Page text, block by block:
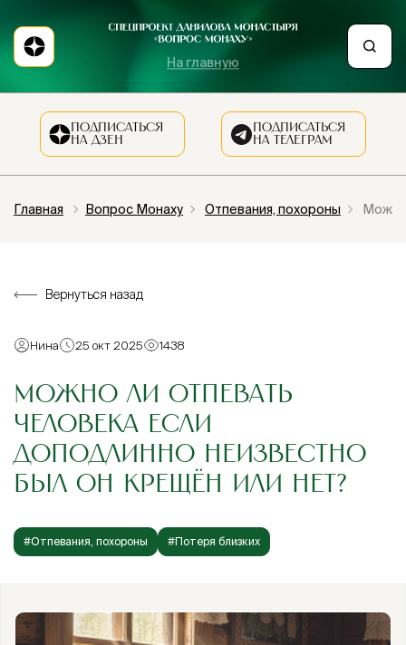
На главную
ПОДПИСАТЬСЯ
НА ДЗЕН
ПОДПИСАТЬСЯ
НА ТЕЛЕГРАМ
Главная Вопрос Монаху Отпевания, похороны Можно
Вернуться назад
Нина 25 окт 2025 1438
МОЖНО ЛИ ОТПЕВАТЬ
ЧЕЛОВЕКА ЕСЛИ
ДОПОДЛИННО НЕИЗВЕСТНО
БЫЛ ОН КРЕЩЁН ИЛИ НЕТ?
#Отпевания, похороны #Потеря близких